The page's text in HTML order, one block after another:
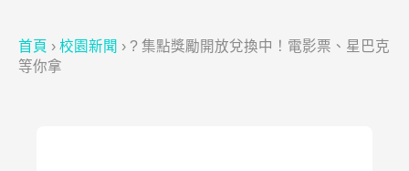
首頁 › 校園新聞 › ? 集點獎勵開放兌換中！電影票、星巴克
等你拿